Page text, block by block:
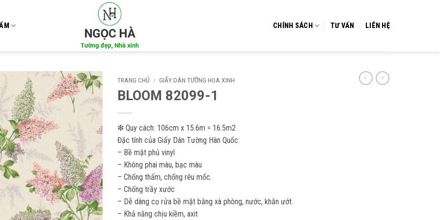
CHÍNH SÁCH TƯ VẤN LIÊN HỆ
Add to
wishlist
TRANG CHỦ / GIẤY DÁN TƯỜNG HOA XINH
BLOOM 82099-1
❇ Quy cách: 106cm x 15.6m = 16.5m2
Đặc tính của Giấy Dán Tường Hàn Quốc:
– Bề mặt phủ vinyl
– Không phai màu, bạc màu
– Chống thấm, chống rêu mốc.
– Chống trầy xước
– Dễ dàng cọ rửa bề mặt bằng xà phòng, nước, khăn ướt.
– Khả năng chịu kiềm, axit